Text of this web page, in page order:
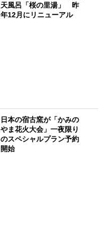
天風呂「桜の里湯」 昨
年12月にリニューアル
日本の宿古窯が「かみの
やま花火大会」一夜限り
のスペシャルプラン予約
開始